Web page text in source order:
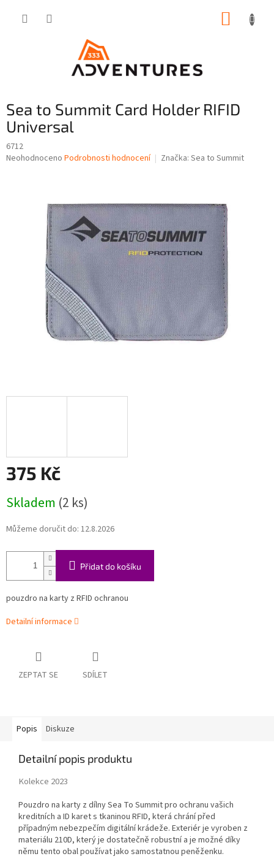
Sea to Summit Card Holder RIFID
Universal
6712
Průměrné
Neohodnoceno Podrobnosti hodnocení Značka: Sea to Summit
375 Kč
cena:
Skladem (2 ks)
Můžeme doručit do: 12.8.2026
Přidat do košíku
pouzdro na karty z RFID ochranou
Detailní informace
ZEPTAT SE SDÍLET
Popis Diskuze
Detailní popis produktu
Kolekce 2023
Pouzdro na karty z dílny Sea To Summit pro ochranu vašich
kreditních a ID karet s tkaninou RFID, která chrání před
případným nebezpečím digitální krádeže. Exteriér je vyroben z
materiálu 210D, který je dostatečně robustní a je možné díky
němu tento obal používat jako samostatnou peněženku.